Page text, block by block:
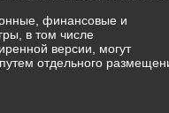
финансовые и
в том числе
версии, могут
отдельного